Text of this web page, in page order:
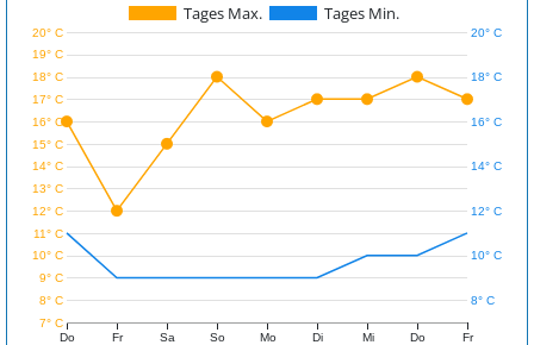
Tages Max. Tages Min.
Do Fr Sa So Mo Di Mi Do Fr
7° C
8° C
9° C
10° C
11° C
12° C
13° C
14° C
15° C
16° C
17° C
18° C
19° C
20° C
8° C
10° C
12° C
14° C
16° C
18° C
20° C